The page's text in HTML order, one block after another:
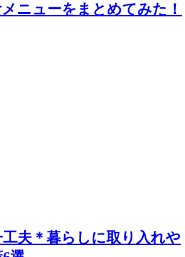
ニューをまとめてみた！
夫＊暮らしに取り入れや